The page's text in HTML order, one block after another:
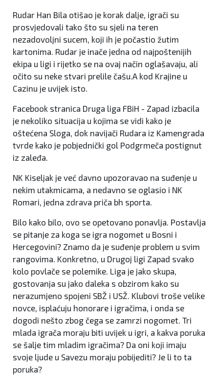
Rudar Han Bila otišao je korak dalje, igrači su
prosvjedovali tako što su sjeli na teren
nezadovoljni sucem, koji ih je počastio žutim
kartonima. Rudar je inače jedna od najpoštenijih
ekipa u ligi i rijetko se na ovaj način oglašavaju, ali
očito su neke stvari prelile čašu.A kod Krajine u
Cazinu je uvijek isto.
Facebook stranica Druga liga FBiH - Zapad izbacila
je nekoliko situacija u kojima se vidi kako je
oštećena Sloga, dok navijači Rudara iz Kamengrada
tvrde kako je pobjednički gol Podgrmeča postignut
iz zaleđa.
NK Kiseljak je već davno upozoravao na suđenje u
nekim utakmicama, a nedavno se oglasio i NK
Romari, jedna zdrava priča bh sporta.
Bilo kako bilo, ovo se opetovano ponavlja. Postavlja
se pitanje za koga se igra nogomet u Bosni i
Hercegovini? Znamo da je suđenje problem u svim
rangovima. Konkretno, u Drugoj ligi Zapad svako
kolo povlače se polemike. Liga je jako skupa,
gostovanja su jako daleka s obzirom kako su
nerazumjeno spojeni SBŽ i USŽ. Klubovi troše velike
novce, isplaćuju honorare i igračima, i onda se
dogodi nešto zbog čega se zamrzi nogomet. Tri
mlada igrača moraju biti uvijek u igri, a kakva poruka
se šalje tim mladim igračima? Da oni koji imaju
svoje ljude u Savezu moraju pobijediti? Je li to ta
poruka?